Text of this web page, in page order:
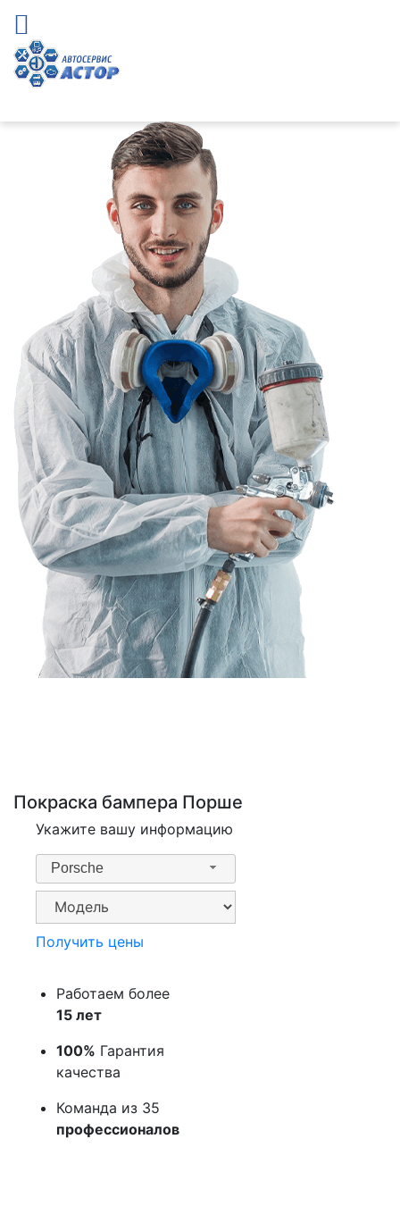
Покраска бампера Порше
Укажите вашу информацию
Porsche
Получить цены
Работаем более
15 лет
100% Гарантия
качества
Команда из 35
профессионалов